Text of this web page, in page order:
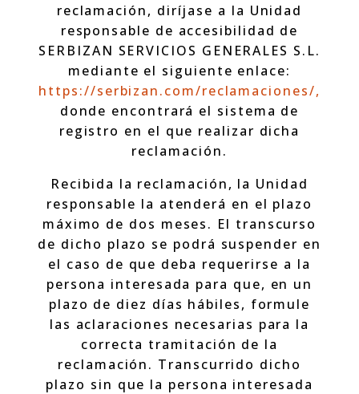
reclamación, diríjase a la Unidad
responsable de accesibilidad de
SERBIZAN SERVICIOS GENERALES S.L.
mediante el siguiente enlace:
https://serbizan.com/reclamaciones/,
donde encontrará el sistema de
registro en el que realizar dicha
reclamación.
Recibida la reclamación, la Unidad
responsable la atenderá en el plazo
máximo de dos meses. El transcurso
de dicho plazo se podrá suspender en
el caso de que deba requerirse a la
persona interesada para que, en un
plazo de diez días hábiles, formule
las aclaraciones necesarias para la
correcta tramitación de la
reclamación. Transcurrido dicho
plazo sin que la persona interesada